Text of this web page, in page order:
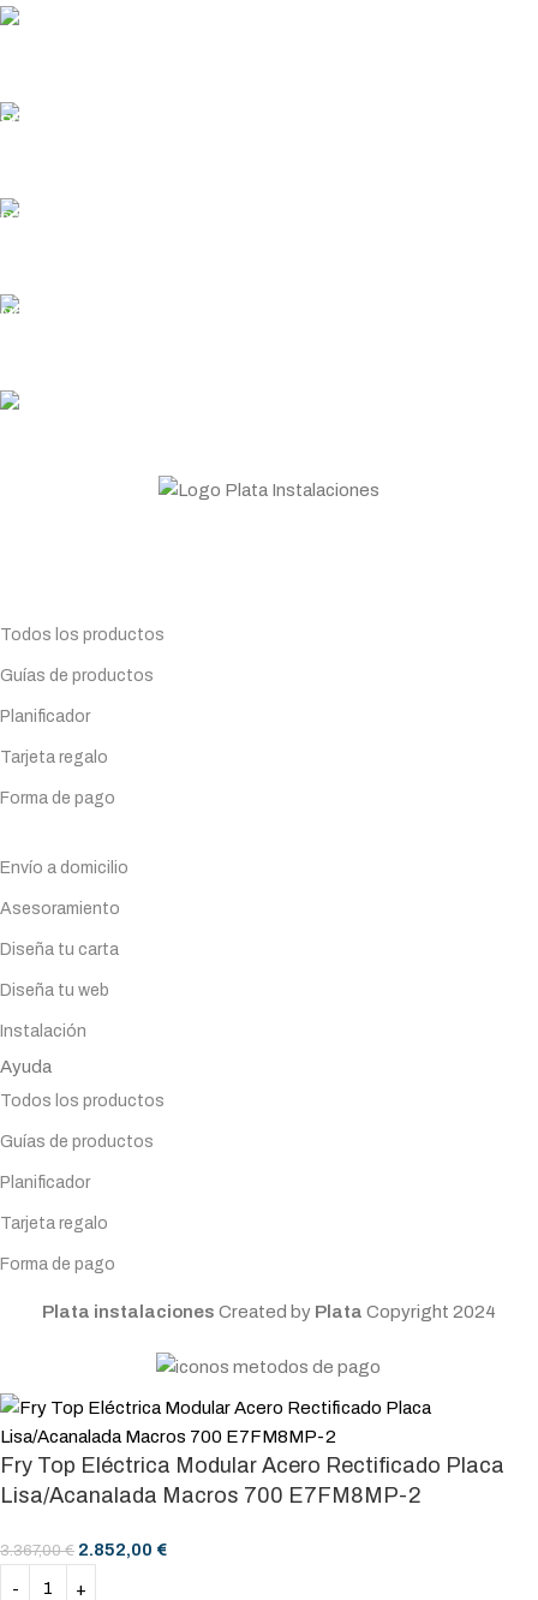
Todos los productos
Guías de productos
Planificador
Tarjeta regalo
Forma de pago
Envío a domicilio
Asesoramiento
Diseña tu carta
Diseña tu web
Instalación
Ayuda
Todos los productos
Guías de productos
Planificador
Tarjeta regalo
Forma de pago
Plata instalaciones Created by Plata Copyright 2024
Fry Top Eléctrica Modular Acero Rectificado Placa
Lisa/Acanalada Macros 700 E7FM8MP-2
3.367,00€ 2.852,00 €